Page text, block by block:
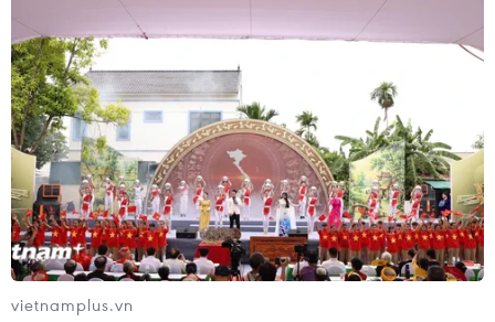
EURO 2016: Deschamps đau đớn khi
nhận thất bại trước Bồ Đào Nha
11/07/2016 02:09
Ronaldo bật khóc, rời sân
bằng cáng chỉ sau 25 phút thi đấu
vietnamplus.vn